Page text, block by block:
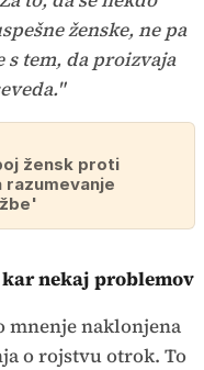
ženske, ne pa
s tem, da proizvaja
žensk proti
razumevanje
nekaj problemov
mnenje naklonjena
o rojstvu otrok. To